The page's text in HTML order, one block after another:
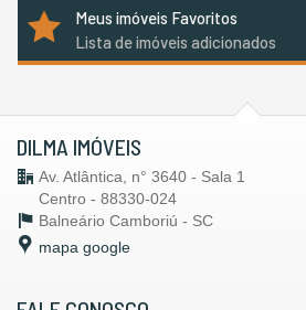
Meus imóveis Favoritos
Lista de imóveis adicionados
DILMA IMÓVEIS
Av. Atlântica, n° 3640 - Sala 1
Centro - 88330-024
Balneário Camboriú - SC
mapa google